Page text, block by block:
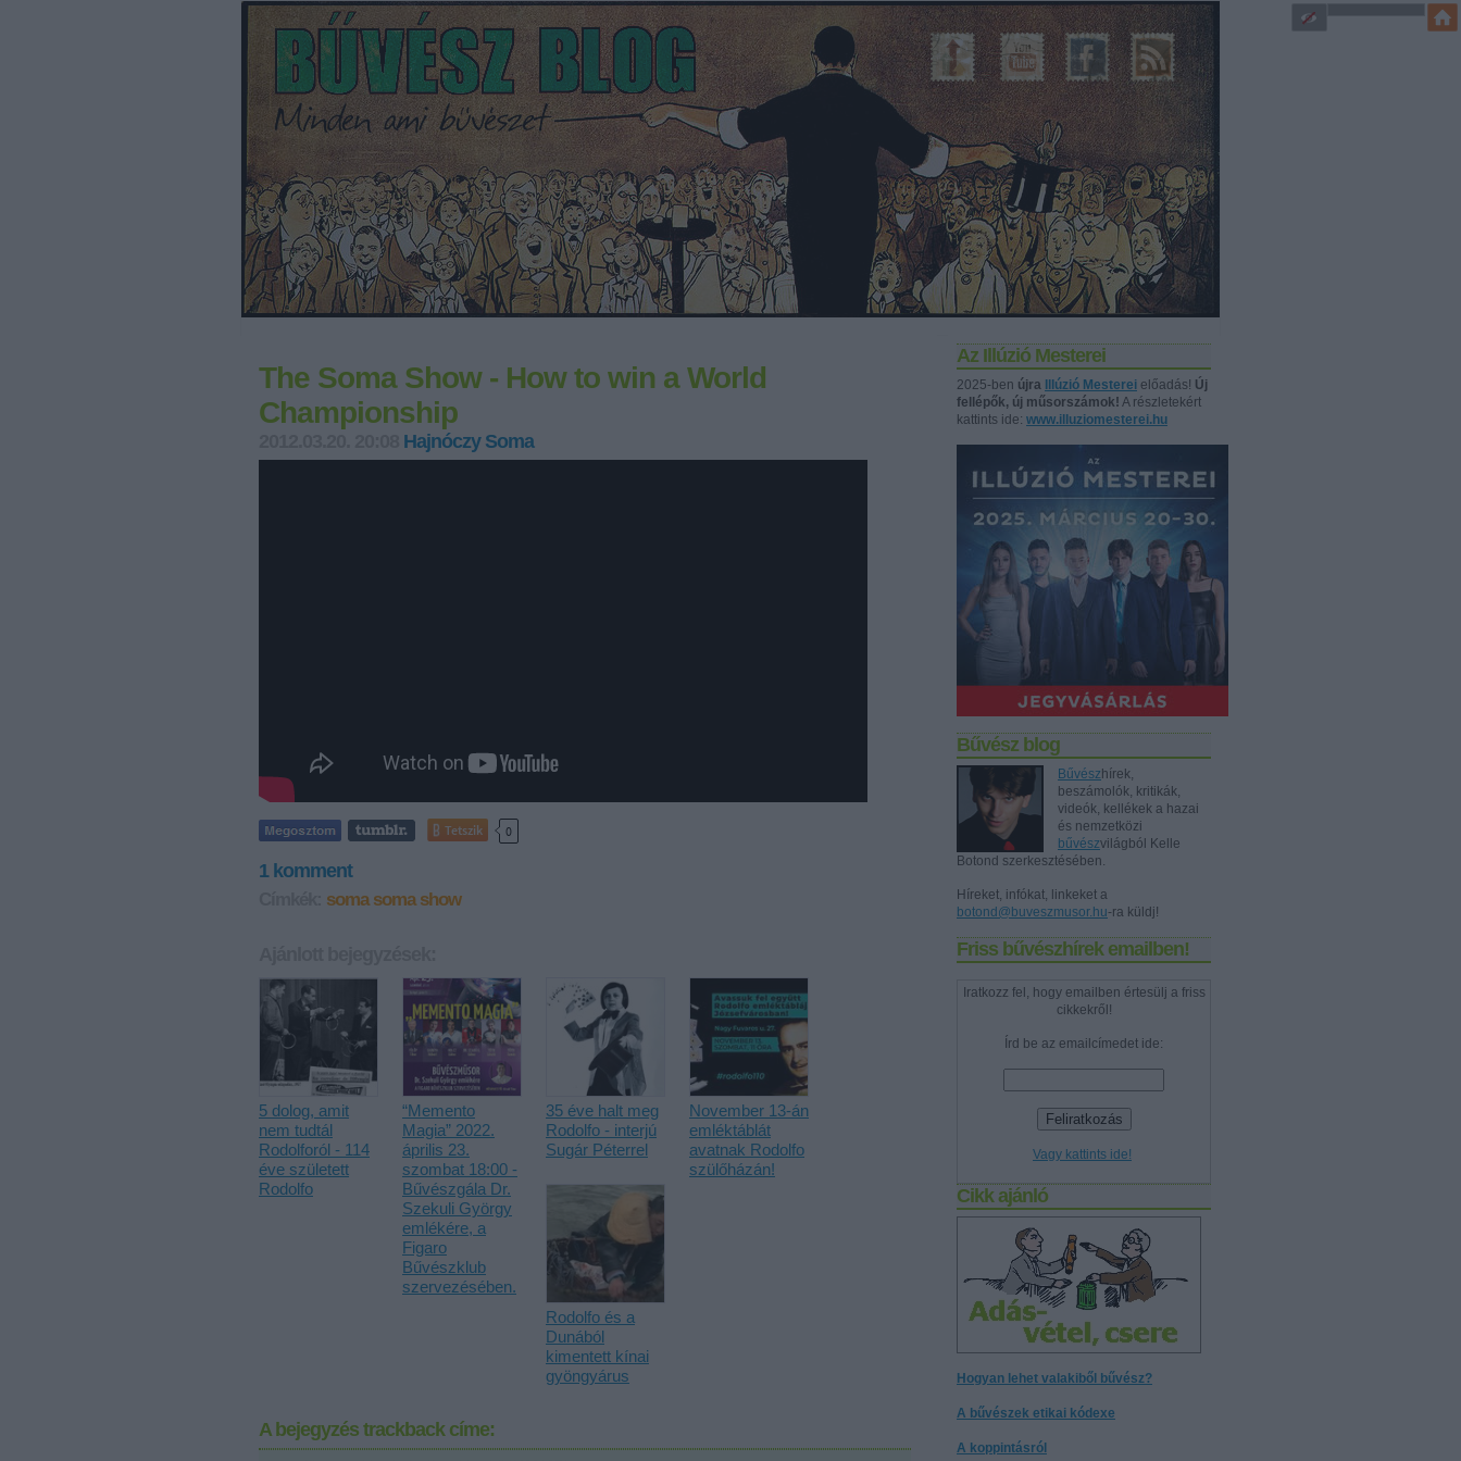
Az Illúzió Mesterei
2025-ben újra Illúzió Mesterei előadás! Új
fellépők, új műsorszámok! A részletekért
kattints ide: www.illuziomesterei.hu
Bűvész blog
Bűvész hírek,
beszámolók, kritikák,
videók, kellékek a hazai
és nemzetközi
bűvészvilágból Kelle
Botond szerkesztésében.
Híreket, infókat, linkeket a
botond@buveszmusor.hu-ra küldj!
Friss bűvészhírek emailben!
Iratkozz fel, hogy emailben értesülj a friss
cikkekről!
Írd be az emailcímedet ide:
Vagy kattints ide!
Cikk ajánló
Hogyan lehet valakiből bűvész?
A bűvészek etikai kódexe
A koppintásról
The Soma Show - How to win a World
Championship
Hajnóczy Soma
Tetszik 0
1komment
soma soma show
5 dolog, amit
nem tudtál
Rodolforól - 114
éve született
Rodolfo
“Memento
Magia” 2022.
április 23.
szombat 18:00 -
Bűvészgála Dr.
Szekuli György
emlékére, a
Figaro
Bűvészklub
szervezésében.
35 éve halt meg
Rodolfo - interjú
Sugár Péterrel
November 13-án
emléktáblát
avatnak Rodolfo
szülőházán!
Rodolfo és a
Dunából
kimentett kínai
gyöngyárus
A bejegyzés trackback címe: